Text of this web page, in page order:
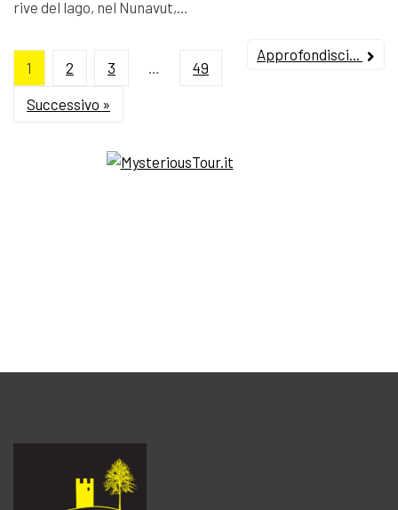
rive del lago, nel Nunavut,…
Approfondisci...
1 2 3 49
Successivo »